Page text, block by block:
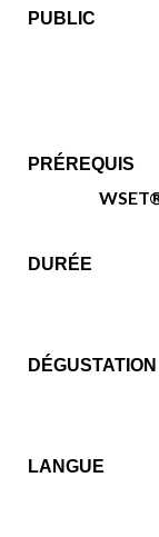
PUBLIC
PRÉREQUIS
DURÉE
DÉGUSTATION
LANGUE